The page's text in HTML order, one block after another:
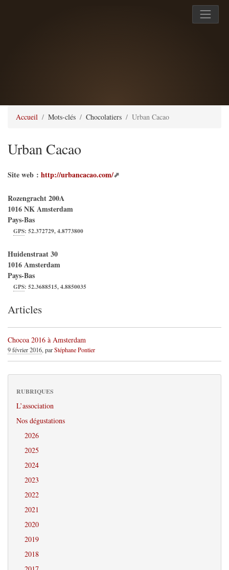
Accueil Mots-clés Chocolatiers Urban Cacao
Urban Cacao
Site web : http://urbancacao.com/
Rozengracht 200A
1016 NKAmsterdam
Pays-Bas
GPS:52.372729,4.8773800
Huidenstraat 30
1016Amsterdam
Pays-Bas
GPS:52.3688515,4.8850035
Articles
Chocoa 2016 à Amsterdam
9 février 2016, parStéphane Pontier
RUBRIQUES
L’association
Nos dégustations
2026
2025
2024
2023
2022
2021
2020
2019
2018